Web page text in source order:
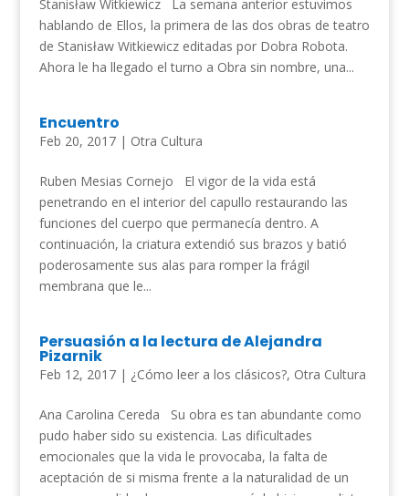
Stanisław Witkiewicz La semana anterior estuvimos
hablando de Ellos, la primera de las dos obras de teatro
de Stanisław Witkiewicz editadas por Dobra Robota.
Ahora le ha llegado el turno a Obra sin nombre, una...
Encuentro
Feb 20, 2017| Otra Cultura
Ruben Mesias Cornejo El vigor de la vida está
penetrando en el interior del capullo restaurando las
funciones del cuerpo que permanecía dentro. A
continuación, la criatura extendió sus brazos y batió
poderosamente sus alas para romper la frágil
membrana que le...
Persuasión a la lectura de Alejandra
Pizarnik
Feb 12, 2017| ¿Cómo leer a los clásicos?, Otra Cultura
Ana Carolina Cereda Su obra es tan abundante como
pudo haber sido su existencia. Las dificultades
emocionales que la vida le provocaba, la falta de
aceptación de si misma frente a la naturalidad de un